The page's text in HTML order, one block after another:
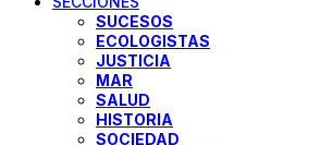
SUCESOS
ECOLOGISTAS
JUSTICIA
MAR
SALUD
HISTORIA
SOCIEDAD